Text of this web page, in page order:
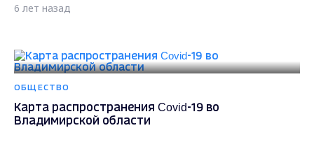
6 лет назад
ОБЩЕСТВО
Карта распространения Covid-19 во
Владимирской области